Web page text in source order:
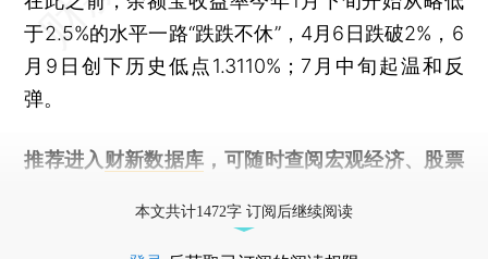
于2.5%的水平一路“跌跌不休”，4月6日跌破2%，6
月9日创下历史低点1.3110%；7月中旬起温和反
弹。
推荐进入 财新数据库 ，可随时查阅宏观经济、股票
本文共计1472字 订阅后继续阅读